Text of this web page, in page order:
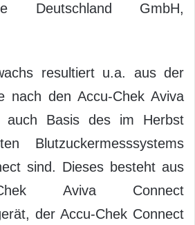
Deutschland GmbH,
resultiert u.a. aus der
nach den Accu-Chek Aviva
auch Basis des im Herbst
Blutzuckermesssystems
sind. Dieses besteht aus
Aviva Connect
der Accu-Chek Connect